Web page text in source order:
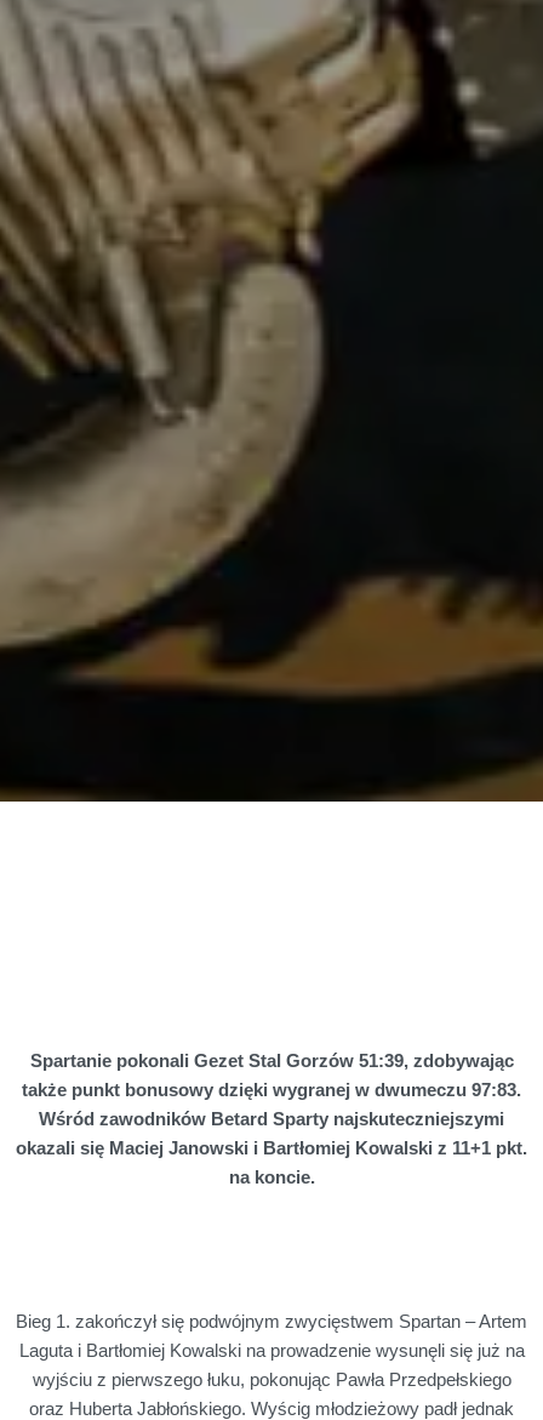
Spartanie pokonali Gezet Stal Gorzów 51:39, zdobywając
także punkt bonusowy dzięki wygranej w dwumeczu 97:83.
Wśród zawodników Betard Sparty najskuteczniejszymi
okazali się Maciej Janowski i Bartłomiej Kowalski z 11+1 pkt.
na koncie.
Bieg 1. zakończył się podwójnym zwycięstwem Spartan – Artem
Laguta i Bartłomiej Kowalski na prowadzenie wysunęli się już na
wyjściu z pierwszego łuku, pokonując Pawła Przedpełskiego
oraz Huberta Jabłońskiego. Wyścig młodzieżowy padł jednak